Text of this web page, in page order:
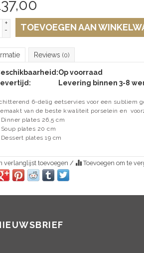
+
-
TOEVOEGEN AAN
Reviews (0)
Op voorraad
Levering binnen 3-8
6-delig eetservies voor een subliem
van de beste kwaliteit porselein en
Dinner plates 26,5 cm
Soup plates 20 cm
Dessert plates 19 cm
verlanglijst toevoegen / Toevoegen om te